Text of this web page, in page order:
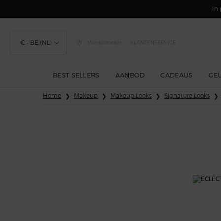
In
€ - BE (NL) Winkelzoeker KLANTENSERVICE
BEST SELLERS AANBOD CADEAUS
Home Makeup Makeup Looks Signature Looks